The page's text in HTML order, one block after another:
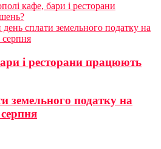
кафе, бари і ресторани
день сплати земельного податку на
і ресторани працюють
земельного податку на